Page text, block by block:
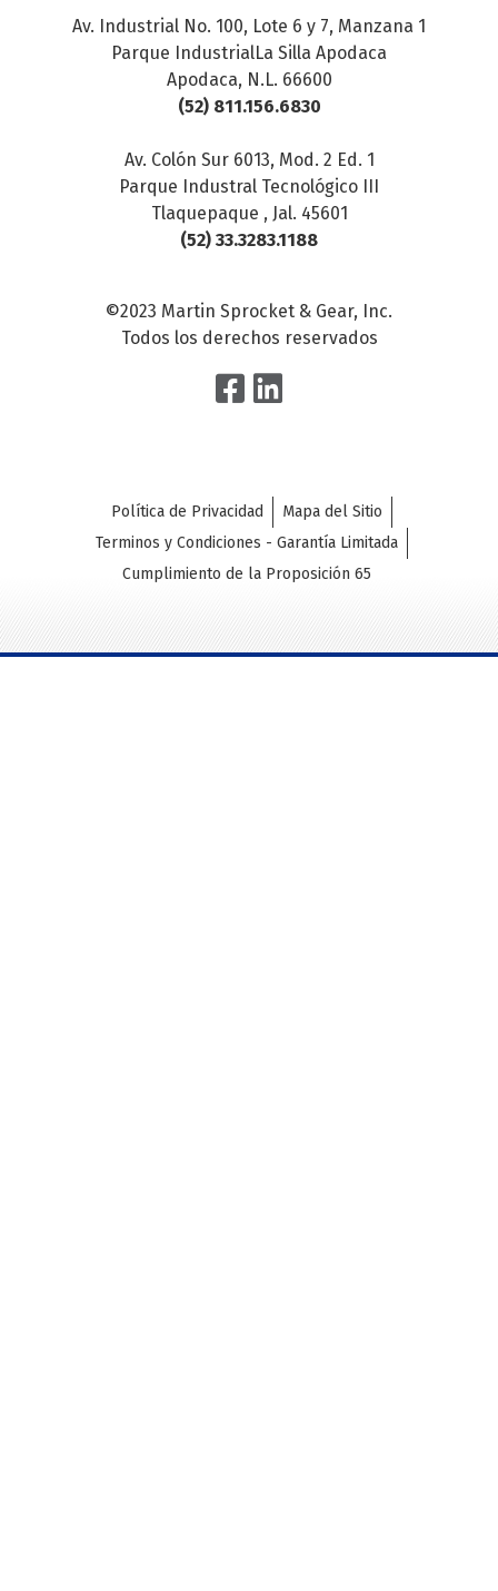
Av. Industrial No. 100, Lote 6 y 7, Manzana 1
Parque IndustrialLa Silla Apodaca
Apodaca, N.L. 66600
(52) 811.156.6830
Av. Colón Sur 6013, Mod. 2 Ed. 1
Parque Industral Tecnológico III
Tlaquepaque , Jal. 45601
(52) 33.3283.1188
©2023 Martin Sprocket & Gear, Inc.
Todos los derechos reservados
Política de Privacidad
Mapa del Sitio
Terminos y Condiciones - Garantía Limitada
Cumplimiento de la Proposición 65